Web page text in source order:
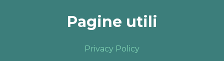
Pagine utili
Privacy Policy